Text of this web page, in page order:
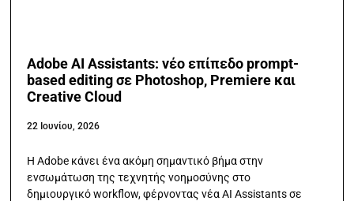
Adobe AI Assistants: νέο επίπεδο prompt-
based editing σε Photoshop, Premiere και
Creative Cloud
22 Ιουνίου, 2026
Η Adobe κάνει ένα ακόμη σημαντικό βήμα στην
ενσωμάτωση της τεχνητής νοημοσύνης στο
δημιουργικό workflow, φέρνοντας νέα AI Assistants σε